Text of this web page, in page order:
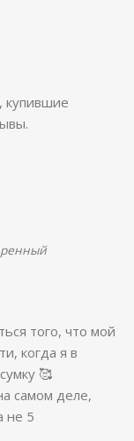
того, что мой
когда я в
🥰
самом деле,
не 5
купившие